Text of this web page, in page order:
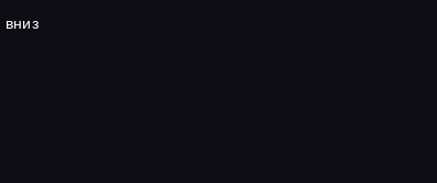
вниз